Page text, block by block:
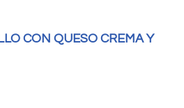
CON QUESO CREMA Y